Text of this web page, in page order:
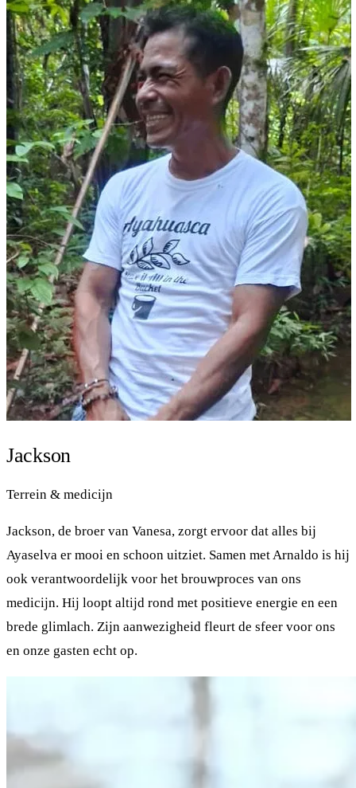
Jackson
Terrein & medicijn
Jackson, de broer van Vanesa, zorgt ervoor dat alles bij
Ayaselva er mooi en schoon uitziet. Samen met Arnaldo is hij
ook verantwoordelijk voor het brouwproces van ons
medicijn. Hij loopt altijd rond met positieve energie en een
brede glimlach. Zijn aanwezigheid fleurt de sfeer voor ons
en onze gasten echt op.